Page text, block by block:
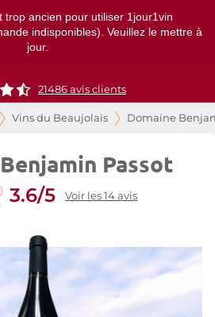
trop ancien pour utiliser 1jour1vin
indisponibles). Veuillez le mettre à
jour.
21486 avis clients
Vins du Beaujolais Domaine
Passot
3.6/5 Voir les 14 avis